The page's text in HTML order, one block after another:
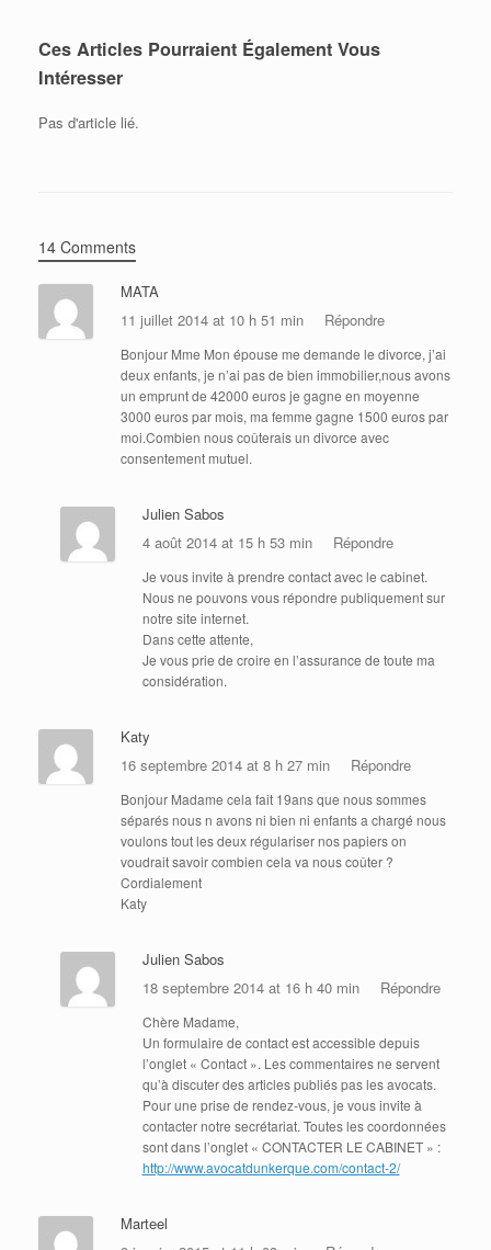
Ces Articles Pourraient Également Vous
Intéresser
Pas d'article lié.
14 Comments
MATA
11 juillet 2014 at 10 h 51 min
Répondre
Bonjour Mme Mon épouse me demande le divorce, j’ai
deux enfants, je n’ai pas de bien immobilier,nous avons
un emprunt de 42000 euros je gagne en moyenne
3000 euros par mois, ma femme gagne 1500 euros par
moi.Combien nous coûterais un divorce avec
consentement mutuel.
Julien Sabos
4 août 2014 at 15 h 53 min
Répondre
Je vous invite à prendre contact avec le cabinet.
Nous ne pouvons vous répondre publiquement sur
notre site internet.
Dans cette attente,
Je vous prie de croire en l’assurance de toute ma
considération.
Katy
16 septembre 2014 at 8 h 27 min
Répondre
Bonjour Madame cela fait 19ans que nous sommes
séparés nous n avons ni bien ni enfants a chargé nous
voulons tout les deux régulariser nos papiers on
voudrait savoir combien cela va nous coûter ?
Cordialement
Katy
Julien Sabos
18 septembre 2014 at 16 h 40 min
Répondre
Chère Madame,
Un formulaire de contact est accessible depuis
l’onglet « Contact ». Les commentaires ne servent
qu’à discuter des articles publiés pas les avocats.
Pour une prise de rendez-vous, je vous invite à
contacter notre secrétariat. Toutes les coordonnées
sont dans l’onglet « CONTACTER LE CABINET » :
http://www.avocatdunkerque.com/contact-2/
Marteel